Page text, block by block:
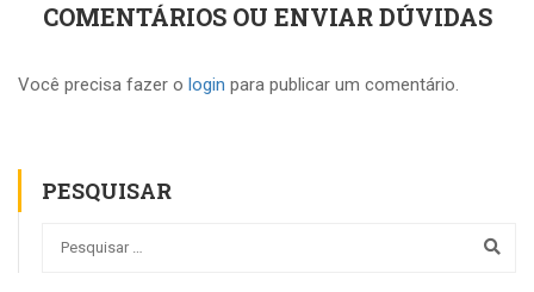
COMENTÁRIOS OU ENVIAR DÚVIDAS
Você precisa fazer o login para publicar um comentário.
PESQUISAR